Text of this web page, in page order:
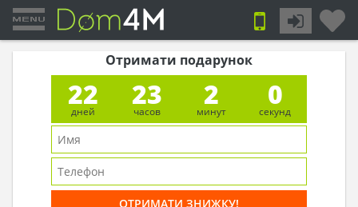
Отримати подарунок
22
дней
23
часов
1
минут
59
секунд